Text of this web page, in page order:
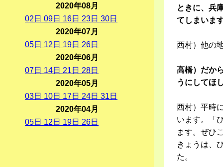
ときに、兵
てしまいま
西村）他の
高橋）だか
うにしてほ
西村）平時
います。「
ます。ぜひ
きょうは、
た。
2020年08月
02 日 09日 16日 23日 30日
2020年07月
05日 12 日 19日 26日
2020年06月
07日 14日 21 日 28日
2020年05月
03日 10日 17日 24日 31 日
2020年04月
05日 12 日 19日 26日